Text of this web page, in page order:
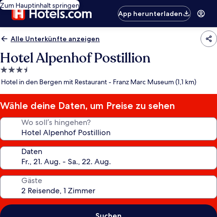
Zum Hauptinhalt springen
App herunterladen
Alle Unterkünfte anzeigen
Hotel Alpenhof Postillion
3.5-
Sterne-
Hotel in den Bergen mit Restaurant - Franz Marc Museum (1,1 km)
Wähle deine Daten, um Preise zu sehen
Wo soll’s hingehen?
Daten
Gäste